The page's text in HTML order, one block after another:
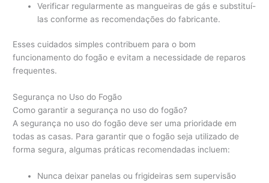
Verificar regularmente as mangueiras de gás e substituí-
las conforme as recomendações do fabricante.
Esses cuidados simples contribuem para o bom
funcionamento do fogão e evitam a necessidade de reparos
frequentes.
Segurança no Uso do Fogão
Como garantir a segurança no uso do fogão?
A segurança no uso do fogão deve ser uma prioridade em
todas as casas. Para garantir que o fogão seja utilizado de
forma segura, algumas práticas recomendadas incluem:
Nunca deixar panelas ou frigideiras sem supervisão